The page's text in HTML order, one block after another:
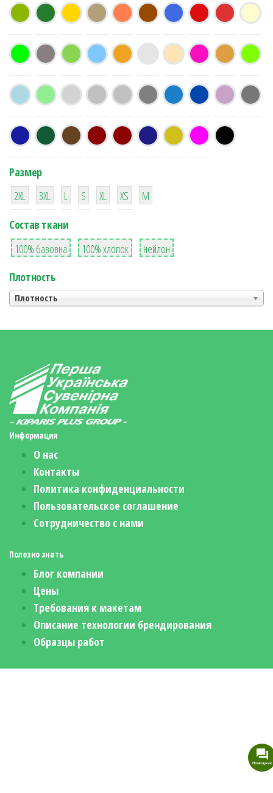
Размер
38
2XL
16
3XL
42
L
42
S
42
XL XS
М
Состав ткани
8
100% бавовна
36
100% хлопок
2
нейлон
Плотность
Плотность
Информация
О нас
Контакты
Политика конфиденциальности
Пользовательское соглашение
Сотрудничество с нами
Полезно знать
Блог компании
Цены
Требования к макетам
Описание технологии брендирования
Образцы работ
Помощник